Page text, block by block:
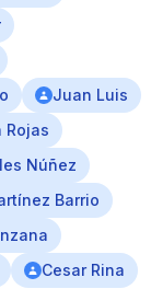
Juan Luis
Rojas
Núñez
Barrio
Cesar Rina